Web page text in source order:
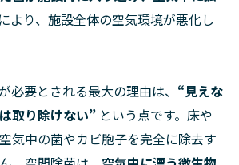
より、施設全体の空気環境が悪化し
必要とされる最大の理由は、 “見えな
取り除けない” という点です。床や
気中の菌やカビ胞子を完全に除去す